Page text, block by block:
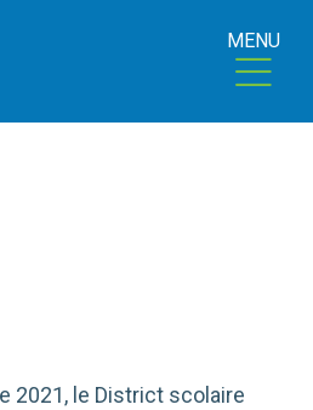
MENU
2021, le District scolaire